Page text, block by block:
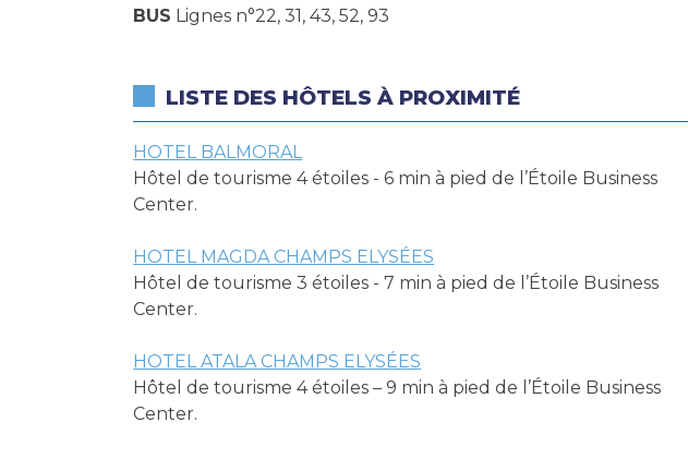
BUS Lignes n°22, 31, 43, 52, 93
LISTE DES HÔTELS À PROXIMITÉ
HOTEL BALMORAL
Hôtel de tourisme 4 étoiles - 6 min à pied de l’Étoile Business
Center.
HOTEL MAGDA CHAMPS ELYSÉES
Hôtel de tourisme 3 étoiles - 7 min à pied de l’Étoile Business
Center.
HOTEL ATALA CHAMPS ELYSÉES
Hôtel de tourisme 4 étoiles – 9 min à pied de l’Étoile Business
Center.